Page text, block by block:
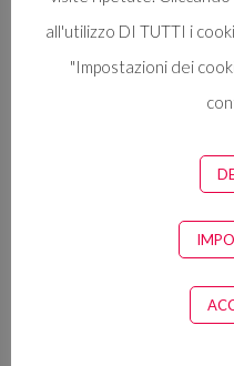
all'utilizzo DI TUTTI i
"Impostazioni dei